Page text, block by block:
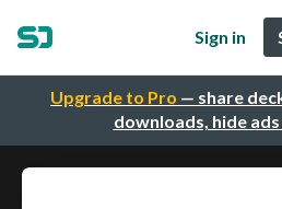
Upgrade to Pro — share
downloads, hide
Sign in